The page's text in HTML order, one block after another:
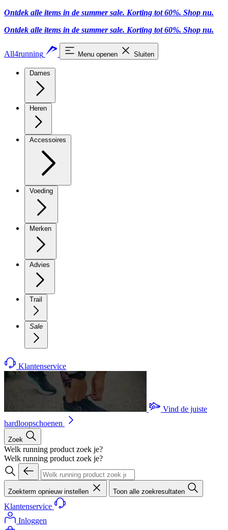
Ontdek alle items in de summer sale. Korting tot 60%. Shop nu.
Ontdek alle items in de summer sale. Korting tot 60%. Shop nu.
All4running Menu openen Sluiten
Dames
Heren
Accessoires
Voeding
Merken
Advies
Trail
Sale
Klantenservice
Vind de juiste
hardloopschoenen
Zoek
Welk running product zoek je?
Welk running product zoek je?
Zoekterm opnieuw instellen Toon alle zoekresultaten
Klantenservice
Inloggen